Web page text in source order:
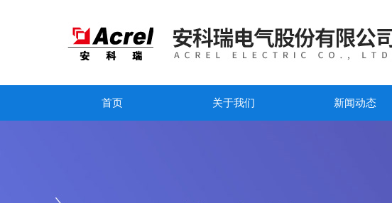
首页 关于我们 新闻动态